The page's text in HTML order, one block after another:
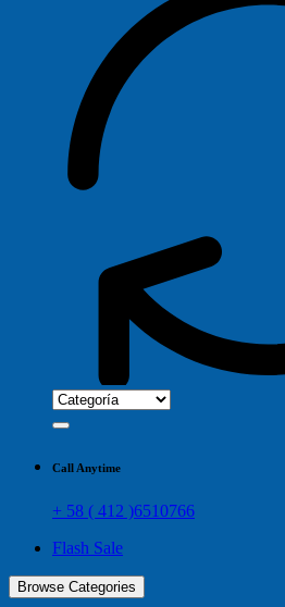
Call Anytime
+ 58 ( 412 )6510766
Flash Sale
Browse Categories